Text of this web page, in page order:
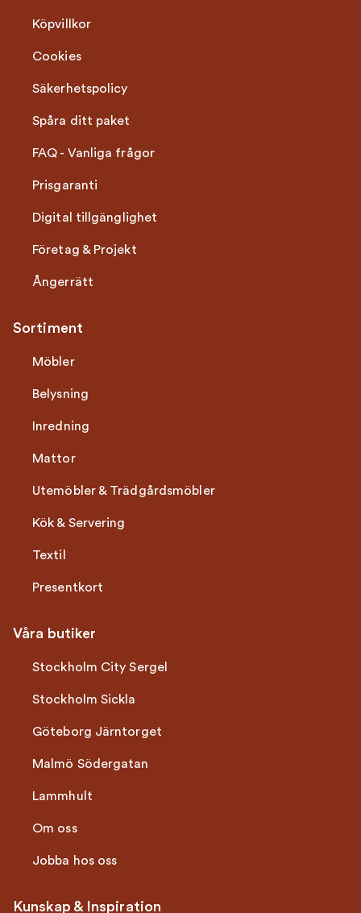
Köpvillkor
Cookies
Säkerhetspolicy
Spåra ditt paket
FAQ - Vanliga frågor
Prisgaranti
Digital tillgänglighet
Företag & Projekt
Ångerrätt
Sortiment
Möbler
Belysning
Inredning
Mattor
Utemöbler & Trädgårdsmöbler
Kök & Servering
Textil
Presentkort
Våra butiker
Stockholm City Sergel
Stockholm Sickla
Göteborg Järntorget
Malmö Södergatan
Lammhult
Om oss
Jobba hos oss
Kunskap & Inspiration